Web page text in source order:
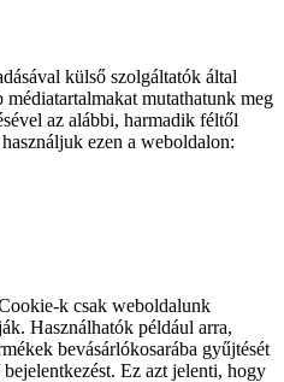
külső szolgáltatók által
mutathatunk meg
az alábbi, harmadik féltől
ezen a weboldalon:
k csak weboldalunk
Használhatók például arra,
bevásárlókosarába gyűjtését
Ez azt jelenti, hogy